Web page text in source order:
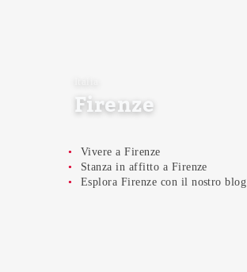
Firenze
Vivere a Firenze
Stanza in affitto a Firenze
Esplora Firenze con il nostro blog